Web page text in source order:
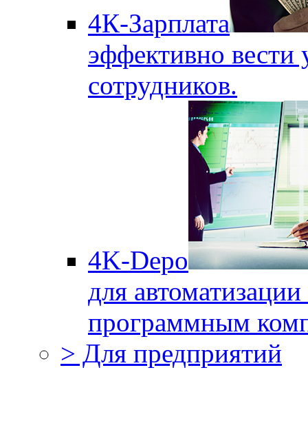
4К-Зарплата
эффективно вести
сотрудников.
4K-Depo
для
программным
> Для предприятий